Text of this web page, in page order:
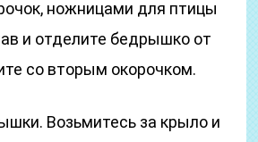
ножницами для птицы
и отделите бедрышко от
со вторым окорочком.
Возьмитесь за крыло и